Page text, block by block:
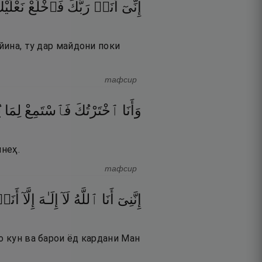
إِنِّىٓ أَنَا۠ رَبُّكَ فَٱخْلَعْ
ту дар майдони поки
тафсир
وَأَنَا ٱخْتَرْتُكَ فَٱسْتَمِعْ لِمَا
тафсир
إِنَّنِىٓ أَنَا ٱللَّهُ لَآ إِلَـٰهَ إِلَّآ
кун ва барои ёд кардани Ман